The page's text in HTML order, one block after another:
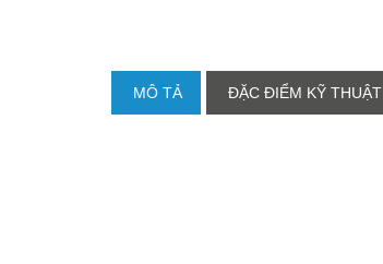
MÔ TẢ ĐẶC ĐIỂM KỸ THUẬT